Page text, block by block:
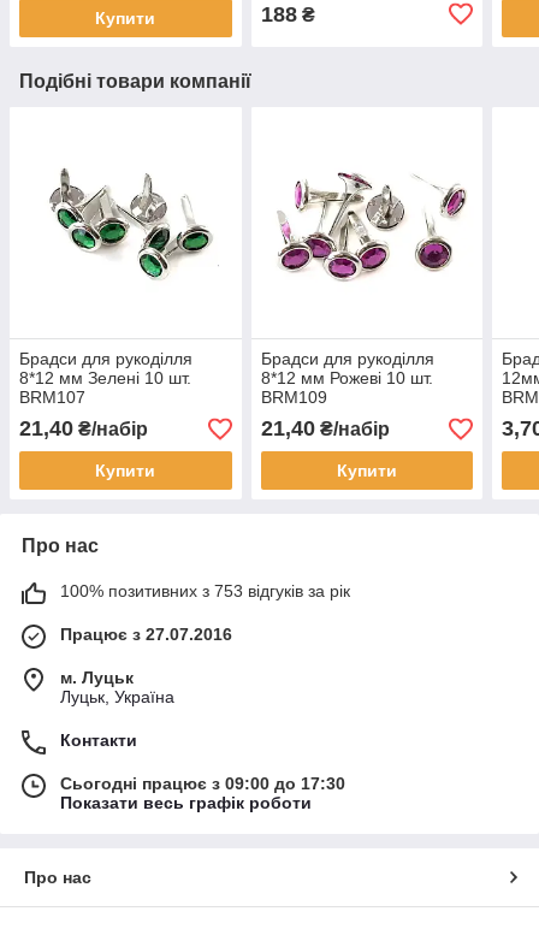
Купити 188₴
Подібні товари компанії
Брадси для рукоділля
8*12 мм Зелені 10 шт.
BRM107
21,40 ₴/набір
Купити
Брадси для рукоділля
8*12 мм Рожеві 10 шт.
BRM109
21,40₴/набір
Купити
Про нас
100% позитивних з 753 відгуків за рік
Працює з 27.07.2016
м. Луцьк
Луцьк, Україна
Контакти
Сьогодні працює з 09:00 до 17:30
Показати весь графік роботи
Про нас